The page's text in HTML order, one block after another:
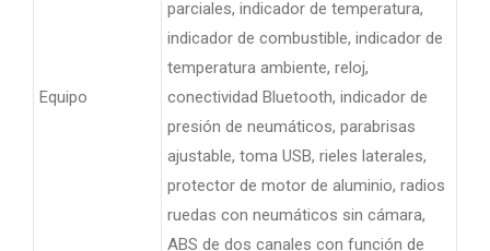
Equipo
parciales, indicador de temperatura,
indicador de combustible, indicador de
temperatura ambiente, reloj,
conectividad Bluetooth, indicador de
presión de neumáticos, parabrisas
ajustable, toma USB, rieles laterales,
protector de motor de aluminio, radios
ruedas con neumáticos sin cámara,
ABS de dos canales con función de